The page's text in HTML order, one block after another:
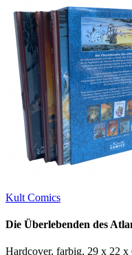
Kult Comics
Die Überlebenden des
Hardcover, farbig, 29 x 22 x